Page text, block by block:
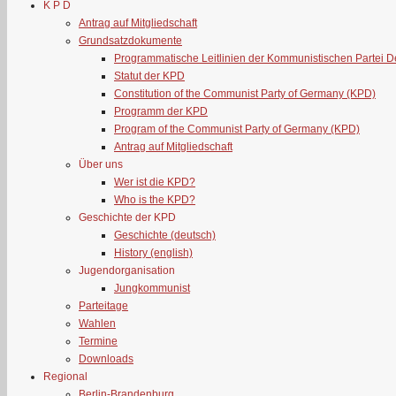
K P D
Antrag auf Mitgliedschaft
Grundsatzdokumente
Programmatische Leitlinien der Kommunistischen Partei
Statut der KPD
Constitution of the Communist Party of Germany (KPD)
Programm der KPD
Program of the Communist Party of Germany (KPD)
Antrag auf Mitgliedschaft
Über uns
Wer ist die KPD?
Who is the KPD?
Geschichte der KPD
Geschichte (deutsch)
History (english)
Jugendorganisation
Jungkommunist
Parteitage
Wahlen
Termine
Downloads
Regional